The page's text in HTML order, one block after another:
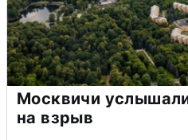
Москвичи
на взрыв